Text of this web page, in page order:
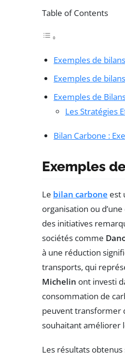
Table of Contents
Exemples de
Exemples de
Exemples de
Les Stratégies
Bilan Carbone :
Exemples
Le bilan carbone est
organisation ou
des initiatives
sociétés comme
à une réduction
transports, qui
Michelin ont investi
consommation de
peuvent transformer
souhaitant améliorer
Les résultats